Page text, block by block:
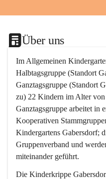
Über uns
Im Allgemeinen
Halbtagsgruppe (Standort
Ganztagsgruppe (Standort
zu) 22 Kindern im Alter
Ganztagsgruppe arbeitet in
Kooperativen
Kindergartens Gabersdorf;
Gruppenverband und
miteinander geführt.
Die Kinderkrippe